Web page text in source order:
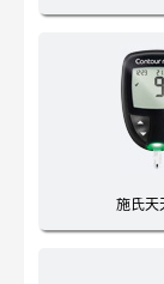
施氏天